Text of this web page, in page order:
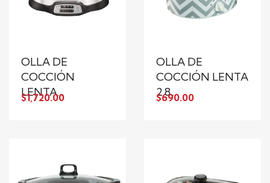
OLLA DE
COCCIÓN
LENTA...
$1,720.00
OLLA DE
COCCIÓN LENTA
2.8...
$690.00